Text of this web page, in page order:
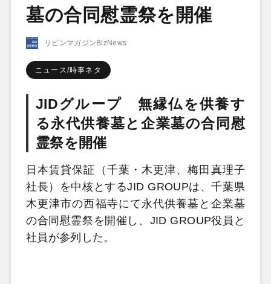
墓の合同慰霊祭を開催
リビンマガジンBizNews
ニュース/時事ネタ
JIDグループ 無縁仏を供養す
る永代供養墓と企業墓の合同慰
霊祭を開催
日本賃貸保証（千葉・木更津、梅田真理子
社長）を中核とするJID GROUPは、千葉県
木更津市の西福寺にて永代供養墓と企業墓
の合同慰霊祭を開催し、JID GROUP役員と
社員が参列した。